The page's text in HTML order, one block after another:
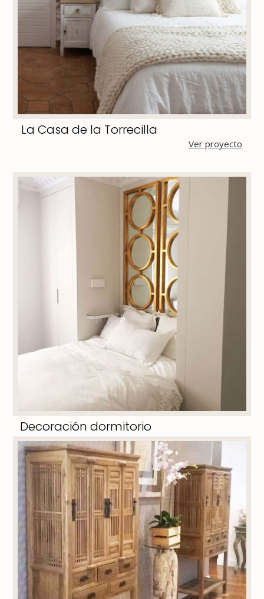
La Casa de la Torrecilla
Ver proyecto
Decoración dormitorio